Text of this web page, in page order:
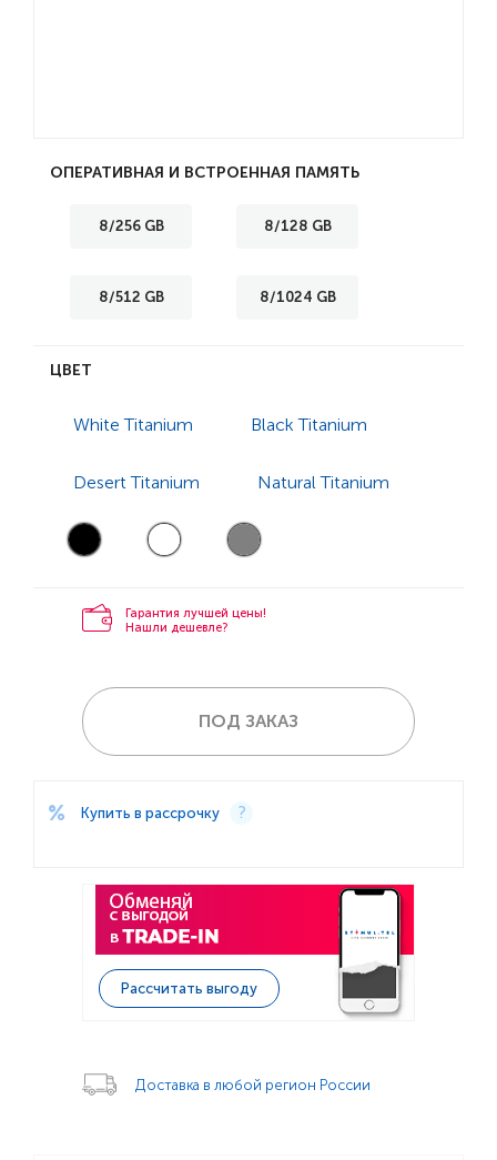
ОПЕРАТИВНАЯ И ВСТРОЕННАЯ ПАМЯТЬ
8/256 GB 8/128 GB
8/512 GB 8/1024 GB
ЦВЕТ
White Titanium Black Titanium
Desert Titanium Natural Titanium
Гарантия лучшей цены!
Нашли дешевле?
ПОД ЗАКАЗ
Купить в рассрочку
Рассчитать выгоду
Доставка в любой регион России